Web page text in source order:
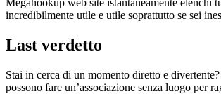
Megahookup web site istantaneamente elenchi
incredibilmente utile e utile soprattutto se sei
Last verdetto
Stai in cerca di un momento diretto e
possono fare un’associazione senza luogo per